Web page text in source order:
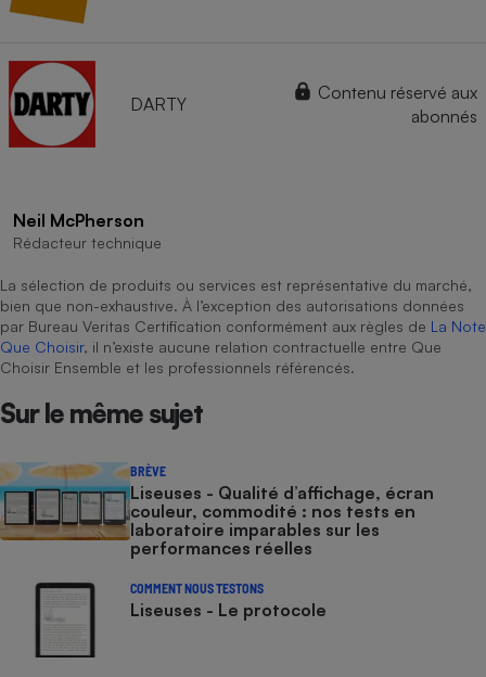
DARTY
Contenu réservé aux
abonnés
Neil McPherson
Rédacteur technique
La sélection de produits ou services est représentative du marché,
bien que non-exhaustive. À l’exception des autorisations données
par Bureau Veritas Certification conformément aux règles de La Note
Que Choisir, il n’existe aucune relation contractuelle entre Que
Choisir Ensemble et les professionnels référencés.
Sur le même sujet
BRÈVE
Liseuses - Qualité d’affichage, écran
couleur, commodité : nos tests en
laboratoire imparables sur les
performances réelles
COMMENT NOUS TESTONS
Liseuses - Le protocole